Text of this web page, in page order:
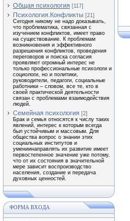
Общая психология [117]
Психология.Конфликты [21]
Сегодня никому не надо доказывать,
что проблематика, связанная с
изучением конфликтов, имеет право
на существование. К проблемам
возникновения и эффективного
разрешения конфликтов, проведения
переговоров и поиска согласия
проявляют огромный интерес не
только профессиональные психологи и
социологи, но и политики,
руководители, педагоги, социальные
работники – словом, все те, кто в
своей практической деятельности
связан с проблемами взаимодействия
людей.
Семейная психология [2]
Брак и семья относятся к числу таких
явлений, интерес к которым всегда
был устойчивым и массовым. Для
общества вопрос о знании этих
социальных институтов и
умениинаправлять их развитие имеет
первостепенное значение уже потому,
что от их состояния в значительной
мере зависит воспроизводство
населения, создание и передача
духовных ценностей.
ФОРМА ВХОДА